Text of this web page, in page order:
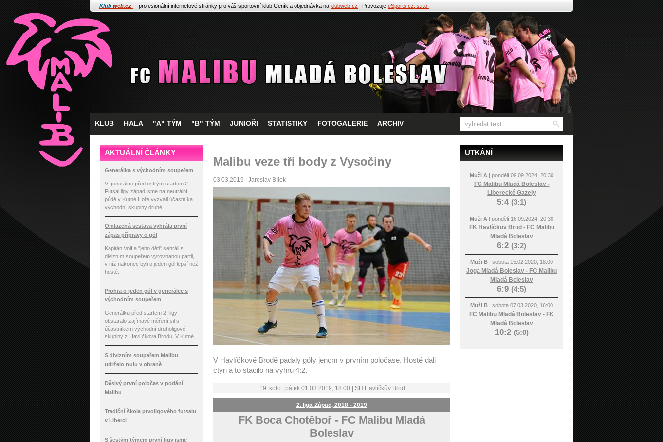
Klub web.cz – profesionální internetové stránky pro váš sportovní klub Ceník a objednávka na klubweb.cz | Provozuje eSports.cz, s.r.o.
KLUB HALA "A" TÝM "B" TÝM JUNIOŘI STATISTIKY FOTOGALERIE ARCHIV
Malibu veze tři body z Vysočiny
03.03.2019 | Jaroslav Bílek
V Havlíčkově Brodě padaly góly jenom v prvním poločase. Hosté dali
čtyři a to stačilo na výhru 4:2.
19. kolo | pátek 01.03.2019, 18:00 | SH Havlíčkův Brod
2. liga Západ, 2018 - 2019
FK Boca Chotěboř- FC Malibu Mladá
Boleslav
AKTUÁLNÍ ČLÁNKY
Generálka s východním soupeřem
V generálce před ostrým startem 2.
Futsal ligy západ jsme na neutrální
půdě v Kutné Hoře vyzvali účastníka
východní skupiny druhé...
Omlazená sestava vyhrála první
zápas přípravy o gól
Kapitán Volf a "jeho děti" sehráli s
divizním soupeřem vyrovnanou partii,
v níž nakonec byli o jeden gól lepší než
hosté.
Prohra o jeden gól v generálce s
východním soupeřem
Generálku před startem 2. ligy
obstaralo zajímavé měření sil s
účastníkem východní druholigové
skupiny z Havlíčkova Brodu. V Kutné...
S divizním soupeřem Malibu
udrželo nulu v obraně
Děsivý první poločas v podání
Malibu
Tradiční škola prvoligového futsalu
v Liberci
S šestým týmem první ligy jsme
UTKÁNÍ
Muži A | pondělí 09.09.2024, 20:30
FC Malibu Mladá Boleslav -
Liberecké Gazely
5:4 (3:1)
Muži A | pondělí 16.09.2024, 20:30
FK Havlíčkův Brod - FC Malibu
Mladá Boleslav
6:2 (3:2)
Muži B | sobota 15.02.2020, 18:00
Joga Mladá Boleslav - FC Malibu
Mladá Boleslav
6:9 (4:5)
Muži B | sobota 07.03.2020, 16:00
FC Malibu Mladá Boleslav - FK
Mladá Boleslav
10:2 (5:0)